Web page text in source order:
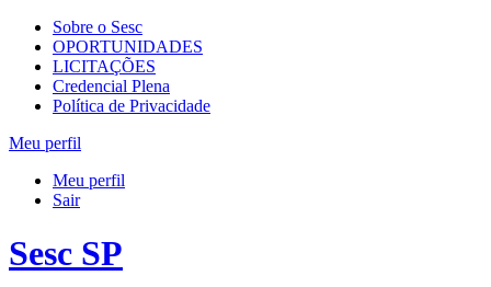
Sobre o Sesc
OPORTUNIDADES
LICITAÇÕES
Credencial Plena
Política de Privacidade
Meu perfil
Meu perfil
Sair
Sesc SP